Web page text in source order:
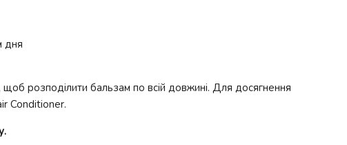
дня
розподілити бальзам по всій довжині. Для досягнення
Conditioner.